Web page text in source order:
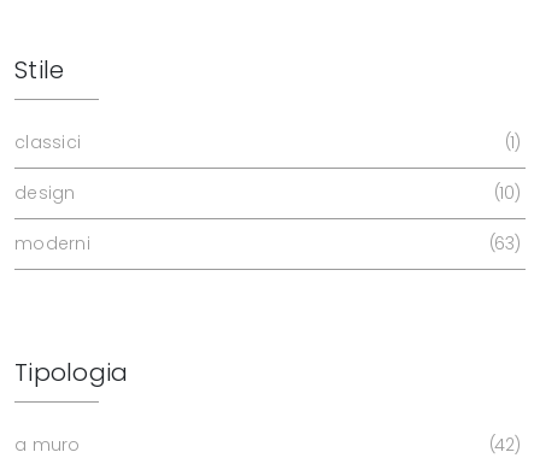
Stile
classici 1
design 10
moderni 63
Tipologia
a muro 42